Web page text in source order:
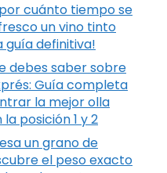
cuánto tiempo se
un vino tinto
guía definitiva!
debes saber sobre
Guía completa
la mejor olla
posición 1 y 2
un grano de
el peso exacto